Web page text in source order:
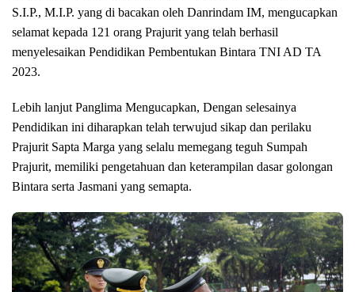
S.I.P., M.I.P. yang di bacakan oleh Danrindam IM, mengucapkan
selamat kepada 121 orang Prajurit yang telah berhasil
menyelesaikan Pendidikan Pembentukan Bintara TNI AD TA
2023.
Lebih lanjut Panglima Mengucapkan, Dengan selesainya
Pendidikan ini diharapkan telah terwujud sikap dan perilaku
Prajurit Sapta Marga yang selalu memegang teguh Sumpah
Prajurit, memiliki pengetahuan dan keterampilan dasar golongan
Bintara serta Jasmani yang semapta.